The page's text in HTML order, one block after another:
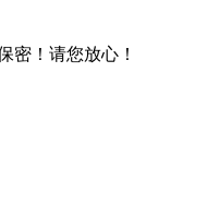
密！请您放心！